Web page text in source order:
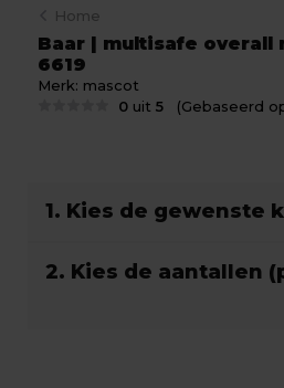
Home
Baar | multisafe overall
6619
Merk: mascot
0 uit5 (Gebaseerd
1. Kies de gewenste
2. Kies de aantallen